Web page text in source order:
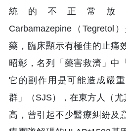
統的不正常放
Carbamazepine（Tegretol
藥，臨床顯示有極佳的止痛
昭彰，名列「藥害救濟」中
它的副作用是可能造成嚴
群」（SJS），在東方人（
高，曾引起不少醫療糾紛及